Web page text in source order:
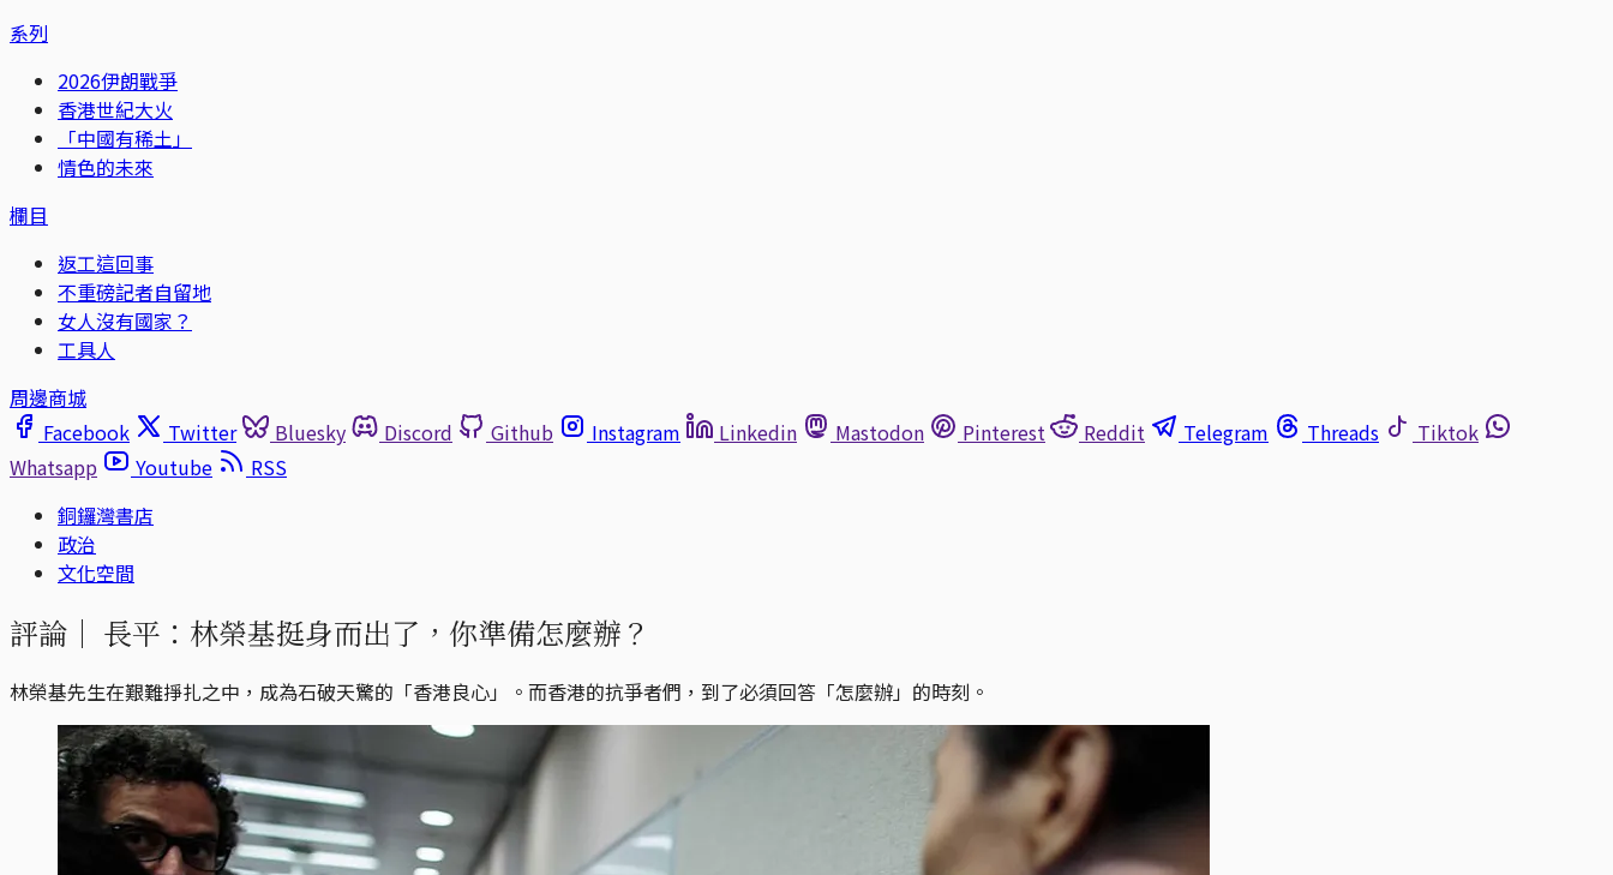
系列
2026伊朗戰爭
香港世紀大火
「中國有稀土」
情色的未來
欄目
返工這回事
不重磅記者自留地
女人沒有國家？
工具人
周邊商城
Facebook
Twitter Bluesky Discord Github Instagram Linkedin Mastodon Pinterest Reddit Telegram Threads
Tiktok
Whatsapp
Youtube
RSS
銅鑼灣書店
政治
文化空間
評論｜ 長平：林榮基挺身而出了，你準備怎麼辦？
林榮基先生在艱難掙扎之中，成為石破天驚的「香港良心」。而香港的抗爭者們，到了必須回答「怎麼辦」的時刻。